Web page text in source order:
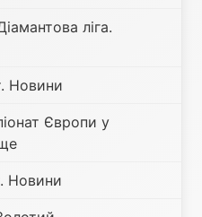
ліга.
Новини
Європи у
Новини